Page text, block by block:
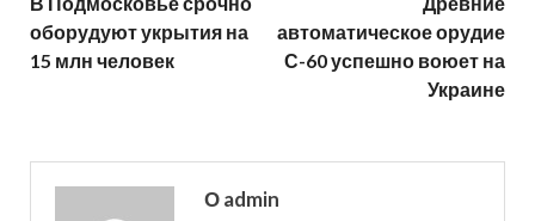
оборудуют укрытия на
15 млн человек
автоматическое орудие
С-60 успешно воюет на
Украине
О admin